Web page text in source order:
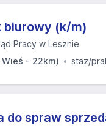
biurowy (k/m)
Pracy w Lesznie
Wieś - 22km)
staż/
do spraw